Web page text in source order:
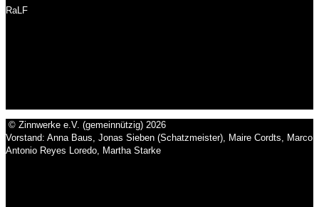
RaLF
© Zinnwerke e.V. (gemeinnützig) 2026
Vorstand: Anna Baus, Jonas Sieben (Schatzmeister), Maire Cordts, Marco
Antonio Reyes Loredo, Martha Starke